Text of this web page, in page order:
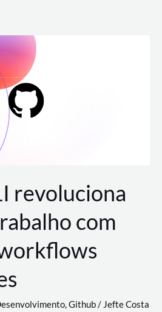
revoluciona
com
,Github/ Jefte Costa